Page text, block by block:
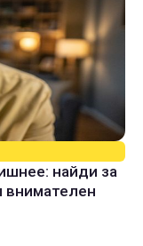
найди за
внимателен